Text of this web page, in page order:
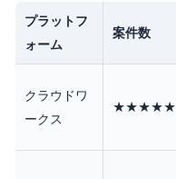
プラットフ
ォーム
案件数
クラウドワ
ークス
★★★★★